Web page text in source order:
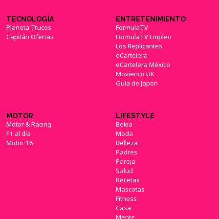
TECNOLOGÍA
Planeta Trucos
Capitán Ofertas
ENTRETENIMIENTO
FormulaTV
FormulaTV Empleo
Los Replicantes
eCartelera
eCartelera México
Movienco UK
Guía de Japón
MOTOR
Motor & Racing
F1 al día
Motor 16
LIFESTYLE
Bekia
Moda
Belleza
Padres
Pareja
Salud
Recetas
Mascotas
Fitness
Casa
Mente